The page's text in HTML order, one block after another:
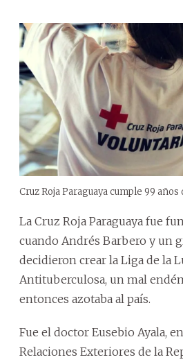
Cruz Roja Paraguaya cumple 99 años
La Cruz Roja Paraguaya fue
cuando Andrés Barbero y un
decidieron crear la Liga de la
Antituberculosa, un mal
entonces azotaba al país.
Fue el doctor Eusebio Ayala,
Relaciones Exteriores de la